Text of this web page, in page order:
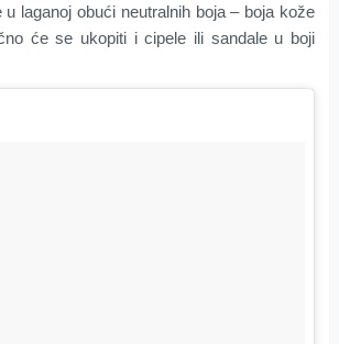
laganoj obući neutralnih boja – boja kože
će se ukopiti i cipele ili sandale u boji